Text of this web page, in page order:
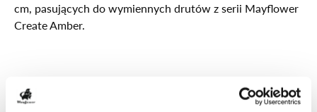
cm, pasujących do wymiennych drutów z serii Mayflower
Create Amber.
Popularne teraz